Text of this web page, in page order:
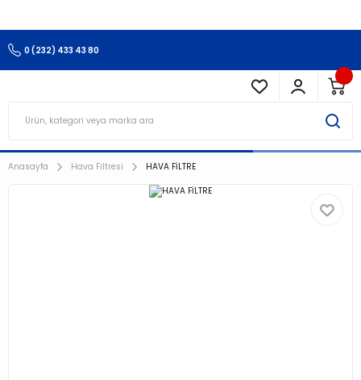
0 (232) 433 43 80
Anasayfa Hava Filtresi HAVA FİLTRE